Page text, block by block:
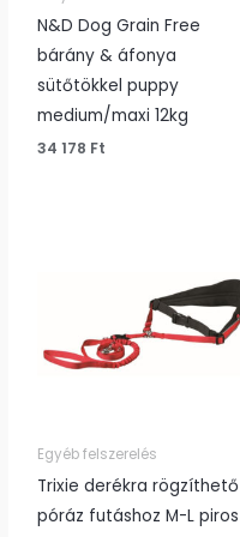
N&D Dog Grain Free
bárány & áfonya
sütőtökkel puppy
medium/maxi 12kg
34 178 Ft
Egyéb felszerelés
Trixie derékra rögzíthető
póráz futáshoz M-L piros